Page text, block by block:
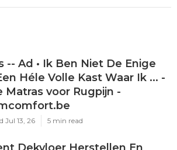
-- Ad • Ik Ben Niet De Enige
Héle Volle Kast Waar Ik ... -
Matras voor Rugpijn -
Jul 13, 26 5 min read